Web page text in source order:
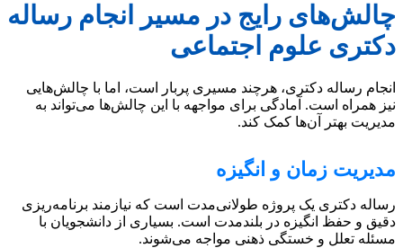
چالش‌های رایج در مسیر انجام رساله
دکتری علوم اجتماعی
انجام رساله دکتری، هرچند مسیری پربار است، اما با چالش‌هایی
نیز همراه است. آمادگی برای مواجهه با این چالش‌ها می‌تواند به
مدیریت بهتر آن‌ها کمک کند.
مدیریت زمان و انگیزه
رساله دکتری یک پروژه طولانی‌مدت است که نیازمند برنامه‌ریزی
دقیق و حفظ انگیزه در بلندمدت است. بسیاری از دانشجویان با
مسئله تعلل و خستگی ذهنی مواجه می‌شوند.